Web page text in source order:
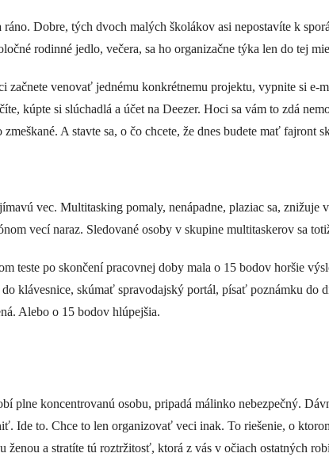
Dobre, tých dvoch malých školákov asi nepostavíte k
rodinné jedlo, večera, sa ho organizačne týka len do tej
začnete venovať jednému konkrétnemu projektu, vypnite si
kúpte si slúchadlá a účet na Deezer. Hoci sa vám to zdá
A stavte sa, o čo chcete, že dnes budete mať fajront
vec. Multitasking pomaly, nenápadne, plaziac sa,
vecí naraz. Sledované osoby v skupine multitaskerov sa
teste po skončení pracovnej doby mala o 15 bodov horšie
klávesnice, skúmať spravodajský portál, písať poznámku do
Alebo o 15 bodov hlúpejšia.
plne koncentrovanú osobu, pripadá málinko nebezpečný.
Ide to. Chce to len organizovať veci inak. To riešenie, o
ženou a stratíte tú roztržitosť, ktorá z vás v očiach ostatných